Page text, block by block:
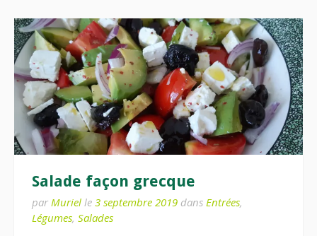
Salade façon grecque
par Muriel le 3 septembre 2019 dans Entrées,
Légumes, Salades